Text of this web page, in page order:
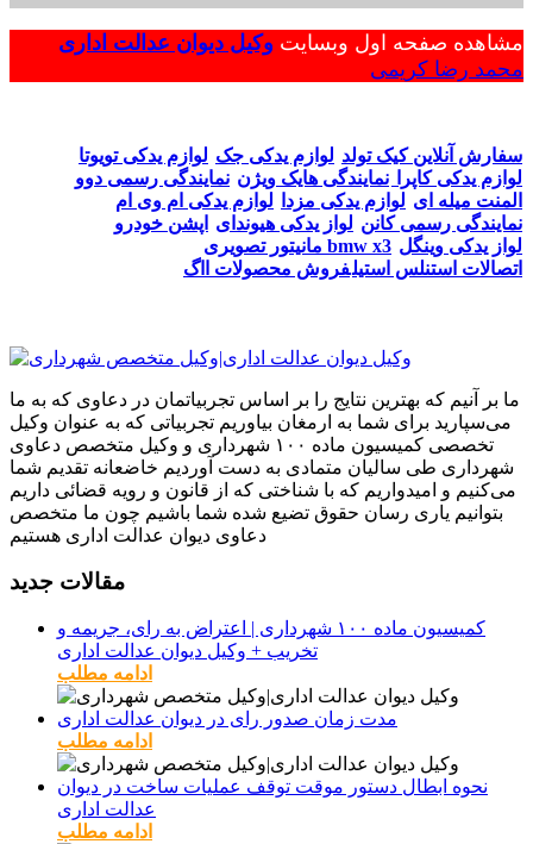
مشاهده صفحه اول وبسایت وکیل دیوان عدالت اداری
محمد رضا کریمی
سفارش آنلاین کیک تولد لوازم یدکی جک لوازم یدکی تویوتا
لوازم یدکی کاپرا
نمایندگی هایک ویژن نمایندگی رسمی دوو
المنت میله ای لوازم یدکی مزدا
لوازم یدکی ام وی ام
نمایندگی رسمی کانن لواز یدکی هیوندای
اپشن خودرو
مانیتور تصویری bmw x3 لواز یدکی وینگل
اتصالات استنلس استیلفروش محصولات ااگ
ما بر آنیم که بهترین نتایج را بر اساس تجربیاتمان در دعاوی که به ما
می‌سپارید برای شما به ارمغان بیاوریم تجربیاتی که به عنوان وکیل
تخصصی کمیسیون ماده ۱۰۰ شهرداری و وکیل متخصص دعاوی
شهرداری طی سالیان متمادی به دست آوردیم خاضعانه تقدیم شما
می‌کنیم و امیدواریم که با شناختی که از قانون و رویه قضائی داریم
بتوانیم یاری رسان حقوق تضیع شده شما باشیم چون ما متخصص
دعاوی دیوان عدالت اداری هستیم
مقالات جدید
کمیسیون ماده ۱۰۰ شهرداری | اعتراض به رای، جریمه و
تخریب + وکیل دیوان عدالت اداری
ادامه مطلب
مدت زمان صدور رای در دیوان عدالت اداری
ادامه مطلب
نحوه ابطال دستور موقت توقف عملیات ساخت در دیوان
عدالت اداری
ادامه مطلب